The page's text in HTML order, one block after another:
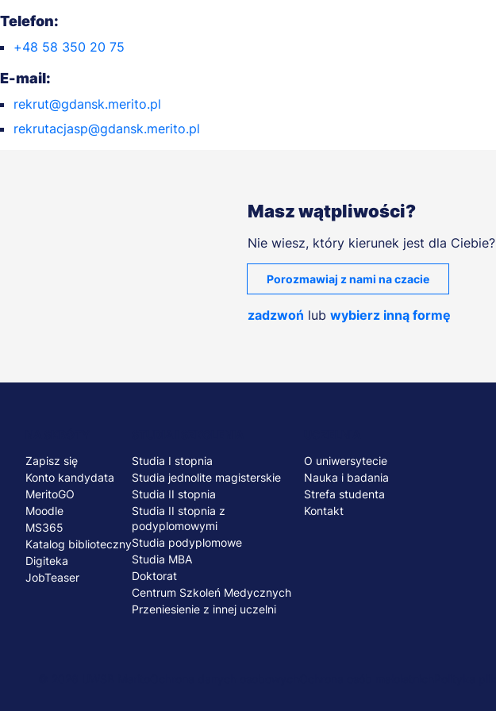
Telefon:
+48 58 350 20 75
E-mail:
rekrut@gdansk.merito.pl
rekrutacjasp@gdansk.merito.pl
Masz wątpliwości?
Nie wiesz, który kierunek jest dla Ciebie?
Porozmawiaj z nami na czacie
zadzwoń lub wybierz inną formę
Menu
stopka
Zapisz się
Konto kandydata
MeritoGO
Moodle
MS365
Katalog biblioteczny
Digiteka
JobTeaser
Studia I stopnia
Studia jednolite magisterskie
Studia II stopnia
Studia II stopnia z
podyplomowymi
Studia podyplomowe
Studia MBA
Doktorat
Centrum Szkoleń Medycznych
Przeniesienie z innej uczelni
O uniwersytecie
Nauka i badania
Strefa studenta
Kontakt